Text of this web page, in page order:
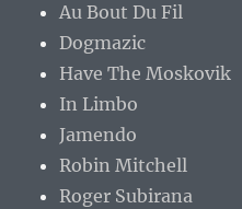
Au Bout Du Fil
Dogmazic
Have The Moskovik
In Limbo
Jamendo
Robin Mitchell
Roger Subirana